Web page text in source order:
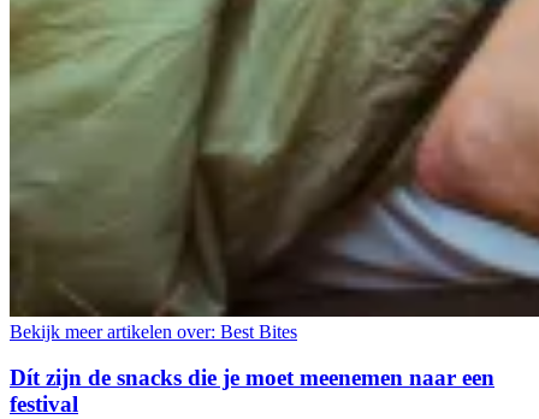
Bekijk meer artikelen over: Best Bites
Dít zijn de snacks die je moet meenemen naar een
festival